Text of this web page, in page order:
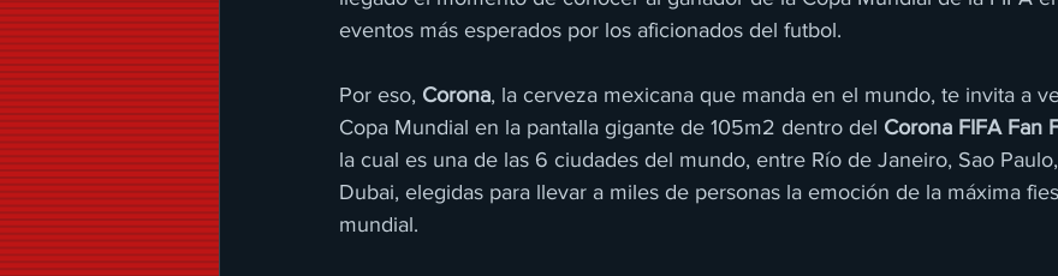
eventos más esperados por los aficionados del futbol.
Por eso, Corona, la cerveza mexicana que manda en el mundo, te invita a
Copa Mundial en la pantalla gigante de 105m2 dentro del Corona FIFA Fan
la cual es una de las 6 ciudades del mundo, entre Río de Janeiro, Sao
Dubai, elegidas para llevar a miles de personas la emoción de la máxima
mundial.